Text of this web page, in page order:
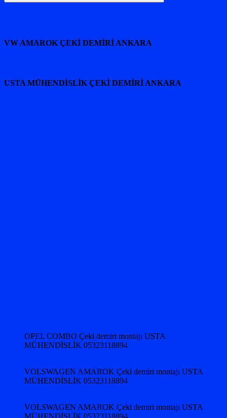
Ara
VW AMAROK ÇEKİ DEMİRİ ANKARA
USTA MÜHENDİSLİK ÇEKİ DEMİRİ ANKARA
OPEL COMBO Çeki demiri montajı USTA
MÜHENDİSLİK 05323118894
VOLSWAGEN AMAROK Çeki demiri montajı USTA
MÜHENDİSLİK 05323118894
VOLSWAGEN AMAROK Çeki demiri montajı USTA